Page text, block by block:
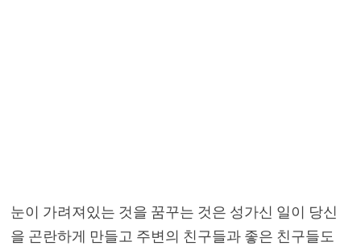
눈이 가려져있는 것을 꿈꾸는 것은 성가신 일이 당신
을 곤란하게 만들고 주변의 친구들과 좋은 친구들도